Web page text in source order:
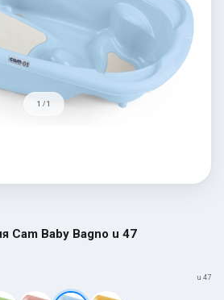
1 / 1
Cam Baby Bagno u 47
u 47